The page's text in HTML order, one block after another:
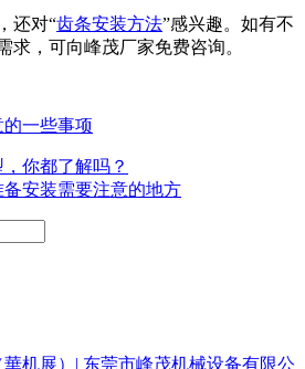
还对“齿条安装方法”感兴趣。如有不
求，可向峰茂厂家免费咨询。
一些事项
你都了解吗？
安装需要注意的地方
華机展）| 东莞市峰茂机械设备有限公